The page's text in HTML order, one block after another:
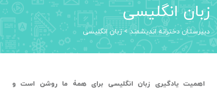
زبان انگلیسی
دبیرستان دخترانه اندیشمند >زبان انگلیسی
اهمیت یادگیری زبان انگلیسی برای همۀ ما روشن است و